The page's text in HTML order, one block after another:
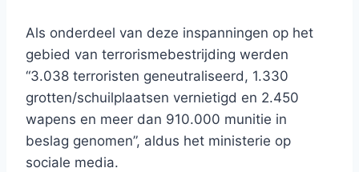
Als onderdeel van deze inspanningen op het
gebied van terrorismebestrijding werden
“3.038 terroristen geneutraliseerd, 1.330
grotten/schuilplaatsen vernietigd en 2.450
wapens en meer dan 910.000 munitie in
beslag genomen”, aldus het ministerie op
sociale media.